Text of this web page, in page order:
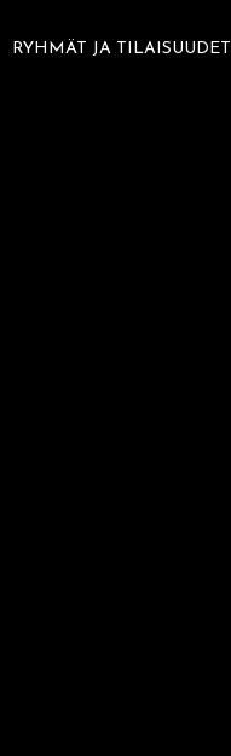
RYHMÄT JA TILAISUUDET